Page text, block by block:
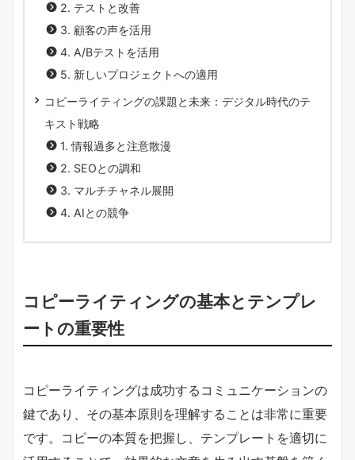
2. テストと改善
3. 顧客の声を活用
4. A/Bテストを活用
5. 新しいプロジェクトへの適用
コピーライティングの課題と未来：デジタル時代のテ
キスト戦略
1. 情報過多と注意散漫
2. SEOとの調和
3. マルチチャネル展開
4. AIとの競争
コピーライティングの基本とテンプレ
ートの重要性
コピーライティングは成功するコミュニケーションの
鍵であり、その基本原則を理解することは非常に重要
です。コピーの本質を把握し、テンプレートを適切に